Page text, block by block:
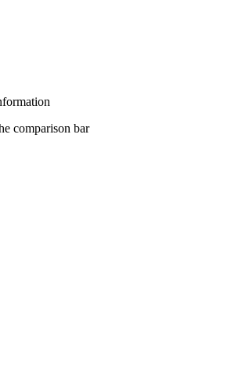
comparison bar